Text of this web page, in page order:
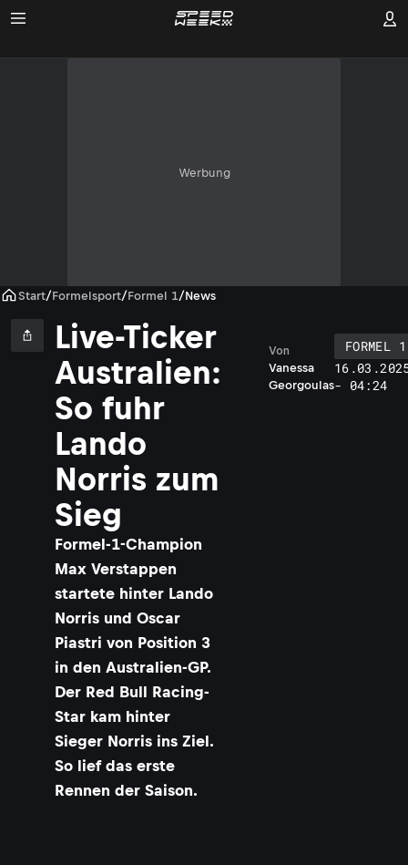
Werbung
Start/Formelsport/Formel 1/News
Live-Ticker
Australien:
So fuhr
Lando
Norris zum
Sieg
Formel-1-Champion
Max Verstappen
startete hinter Lando
Norris und Oscar
Piastri von Position 3
in den Australien-GP.
Der Red Bull Racing-
Star kam hinter
Sieger Norris ins Ziel.
So lief das erste
Rennen der Saison.
Vanessa
Georgoulas
Von
FORMEL 1
- 04:24